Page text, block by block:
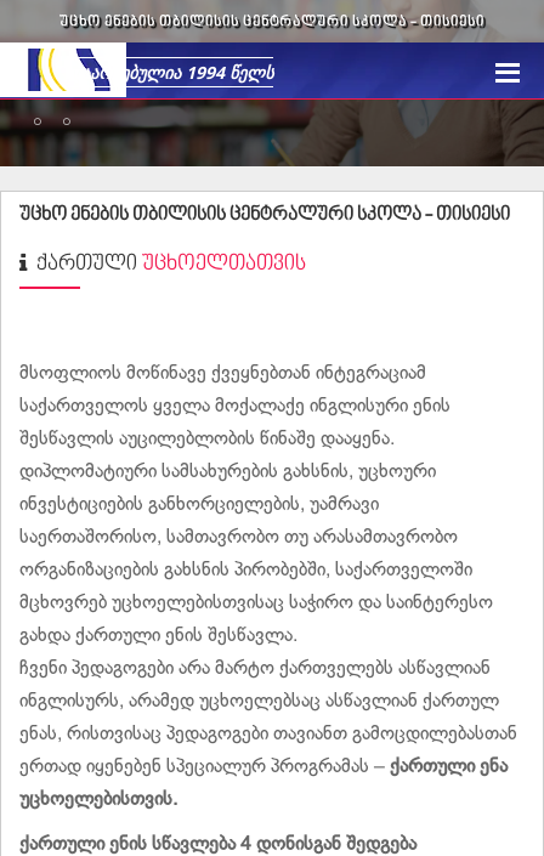
ᲣᲪᲮᲝ ᲔᲜᲔᲑᲘᲡ ᲗᲑᲘᲚᲘᲡᲘᲡ ᲪᲔᲜᲢᲠᲐᲚᲣᲠᲘ ᲡᲙᲝᲚᲐ -ᲗᲘᲡᲘᲔᲡᲘ
უცხო ენების თბილისის ცენტრალური სკოლა -თისიესი
ᲥᲐᲠᲗᲣᲚᲘ ᲣᲪᲮᲝᲔᲚᲗᲐᲗᲕᲘᲡ
მსოფლიოს მოწინავე ქვეყნებთან ინტეგრაციამ
საქართველოს ყველა მოქალაქე ინგლისური ენის
შესწავლის აუცილებლობის წინაშე დააყენა.
დიპლომატიური სამსახურების გახსნის, უცხოური
ინვესტიციების განხორციელების, უამრავი
საერთაშორისო, სამთავრობო თუ არასამთავრობო
ორგანიზაციების გახსნის პირობებში, საქართველოში
მცხოვრებ უცხოელებისთვისაც საჭირო და საინტერესო
გახდა ქართული ენის შესწავლა.
ჩვენი პედაგოგები არა მარტო ქართველებს ასწავლიან
ინგლისურს, არამედ უცხოელებსაც ასწავლიან ქართულ
ენას, რისთვისაც პედაგოგები თავიანთ გამოცდილებასთან
ერთად იყენებენ სპეციალურ პროგრამას – ქართული ენა
უცხოელებისთვის.
ქართული ენის სწავლება 4 დონისგან შედგება